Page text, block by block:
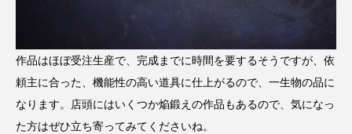
作品はほぼ受注生産で、完成までに時間を要するそうですが、依
頼主に合った、機能性の高い道具に仕上がるので、一生物の品に
なります。店頭にはいくつか焔鍛えの作品もあるので、気になっ
た方はぜひ立ち寄ってみてくださいね。